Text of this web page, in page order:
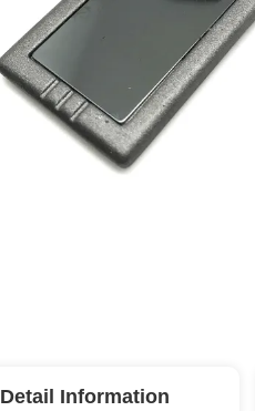
Detail Information